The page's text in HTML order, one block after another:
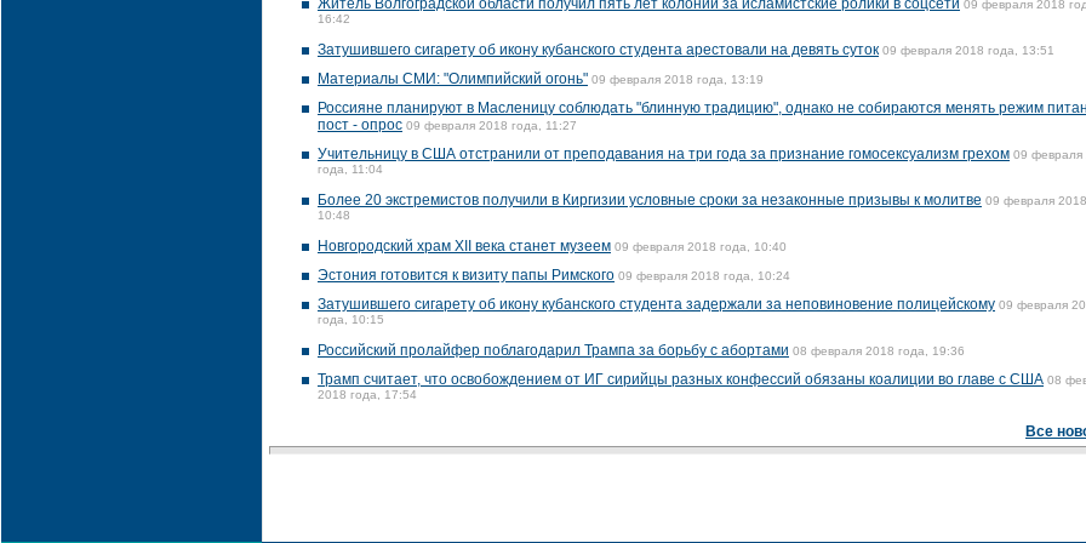
Житель Волгоградской области получил пять лет колонии за исламистские ролики в соцсети 09 февраля 2018
16:42
Затушившего сигарету об икону кубанского студента арестовали на девять суток 09 февраля 2018 года, 13:51
Материалы СМИ: "Олимпийский огонь" 09 февраля 2018 года, 13:19
Россияне планируют в Масленицу соблюдать "блинную традицию", однако не собираются менять режим
пост - опрос 09 февраля 2018 года, 11:27
Учительницу в США отстранили от преподавания на три года за признание гомосексуализм грехом 09 февраля
года, 11:04
Более 20 экстремистов получили в Киргизии условные сроки за незаконные призывы к молитве 09 февраля 2018
10:48
Новгородский храм XII века станет музеем 09 февраля 2018 года, 10:40
Эстония готовится к визиту папы Римского 09 февраля 2018 года, 10:24
Затушившего сигарету об икону кубанского студента задержали за неповиновение полицейскому 09 февраля
года, 10:15
Российский пролайфер поблагодарил Трампа за борьбу с абортами 08 февраля 2018 года, 19:36
Трамп считает, что освобождением от ИГ сирийцы разных конфессий обязаны коалиции во главе с США 08
2018 года, 17:54
Все